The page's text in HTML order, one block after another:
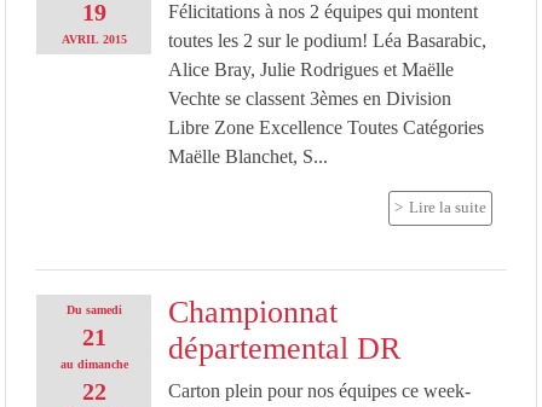
19
AVRIL 2015
Félicitations à nos 2 équipes qui montent
toutes les 2 sur le podium! Léa Basarabic,
Alice Bray, Julie Rodrigues et Maëlle
Vechte se classent 3èmes en Division
Libre Zone Excellence Toutes Catégories
Maëlle Blanchet, S...
Lire la suite
Du samedi
21
au dimanche
22
Championnat
départemental DR
Carton plein pour nos équipes ce week-